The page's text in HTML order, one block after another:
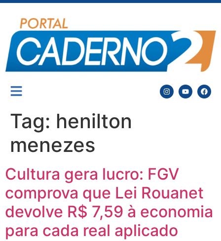
Tag: henilton
menezes
Cultura gera lucro: FGV
comprova que Lei Rouanet
devolve R$ 7,59 à economia
para cada real aplicado